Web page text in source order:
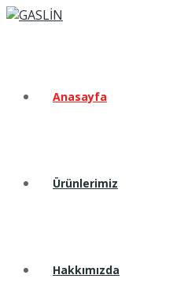
Anasayfa
Ürünlerimiz
Hakkımızda